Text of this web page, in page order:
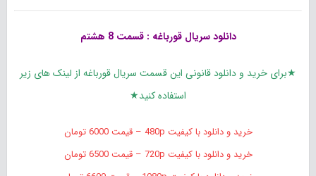
دانلود سریال قورباغه : قسمت 8 هشتم
★برای خرید و دانلود قانونی این قسمت سریال قورباغه از لینک های زیر
استفاده کنید★
خرید و دانلود با کیفیت 480p – قیمت 6000 تومان
خرید و دانلود با کیفیت 720p – قیمت 6500 تومان